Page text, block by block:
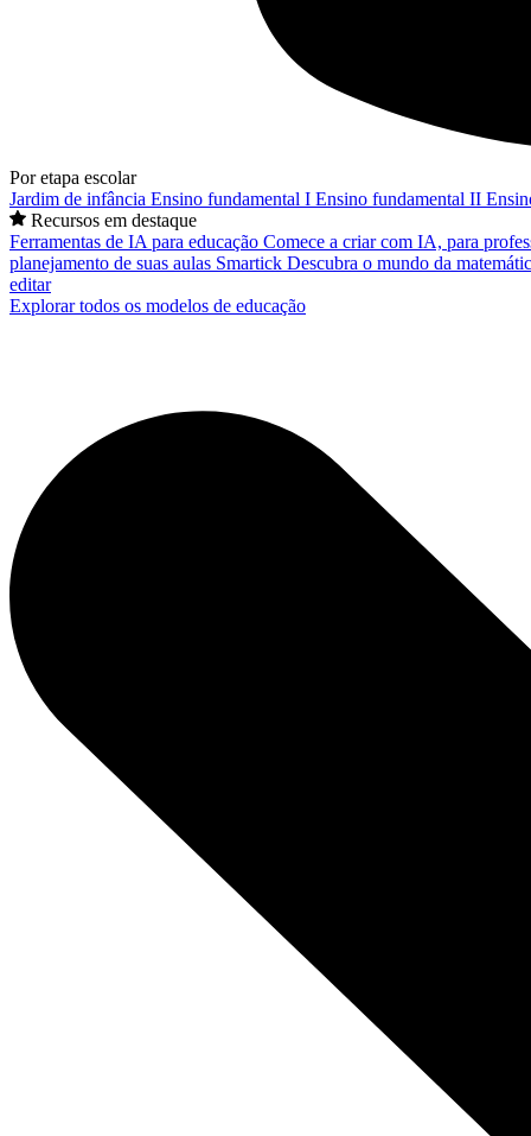
Por etapa escolar
Jardim de infância Ensino fundamental I Ensino fundamental II
Recursos em destaque
Ferramentas de IA para educação Comece a criar com IA, para
planejamento de suas aulas Smartick Descubra o mundo da
editar
Explorar todos os modelos de educação